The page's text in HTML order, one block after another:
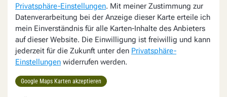
Privatsphäre-Einstellungen. Mit meiner Zustimmung zur
Datenverarbeitung bei der Anzeige dieser Karte erteile ich
mein Einverständnis für alle Karten-Inhalte des Anbieters
auf dieser Website. Die Einwilligung ist freiwillig und kann
jederzeit für die Zukunft unter den Privatsphäre-
Einstellungen widerrufen werden.
Google Maps Karten akzeptieren